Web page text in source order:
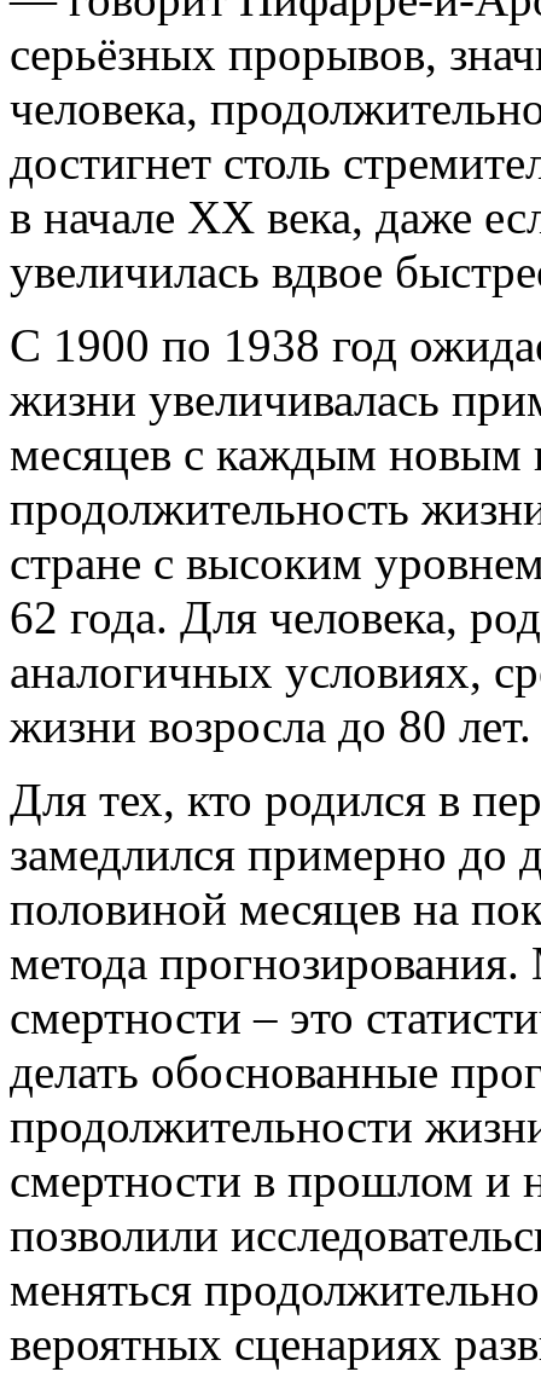
серьёзных прорывов,
человека,
достигнет столь
в начале XX века, даже
увеличилась вдвое
С 1900 по 1938 год
жизни увеличивалась
месяцев с каждым новым
продолжительность
стране с высоким
62 года. Для человека,
аналогичных условиях,
жизни возросла до 80 лет.
Для тех, кто родился в
замедлился примерно до
половиной месяцев на
метода
смертности – это
делать обоснованные
продолжительности
смертности в прошлом и
позволили
меняться
вероятных сценариях